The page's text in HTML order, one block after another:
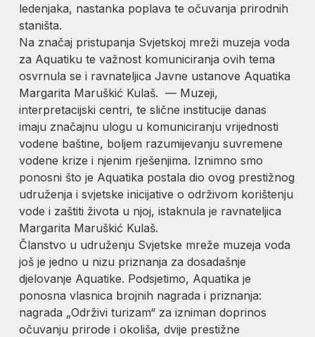
ledenjaka, nastanka poplava te očuvanja prirodnih
staništa.
Na značaj pristupanja Svjetskoj mreži muzeja voda
za Aquatiku te važnost komuniciranja ovih tema
osvrnula se i ravnateljica Javne ustanove Aquatika
Margarita Maruškić Kulaš. — Muzeji,
interpretacijski centri, te slične institucije danas
imaju značajnu ulogu u komuniciranju vrijednosti
vodene baštine, boljem razumijevanju suvremene
vodene krize i njenim rješenjima. Iznimno smo
ponosni što je Aquatika postala dio ovog prestižnog
udruženja i svjetske inicijative o održivom korištenju
vode i zaštiti života u njoj, istaknula je ravnateljica
Margarita Maruškić Kulaš.
Članstvo u udruženju Svjetske mreže muzeja voda
još je jedno u nizu priznanja za dosadašnje
djelovanje Aquatike. Podsjetimo, Aquatika je
ponosna vlasnica brojnih nagrada i priznanja:
nagrada „Održivi turizam“ za izniman doprinos
očuvanju prirode i okoliša, dvije prestižne